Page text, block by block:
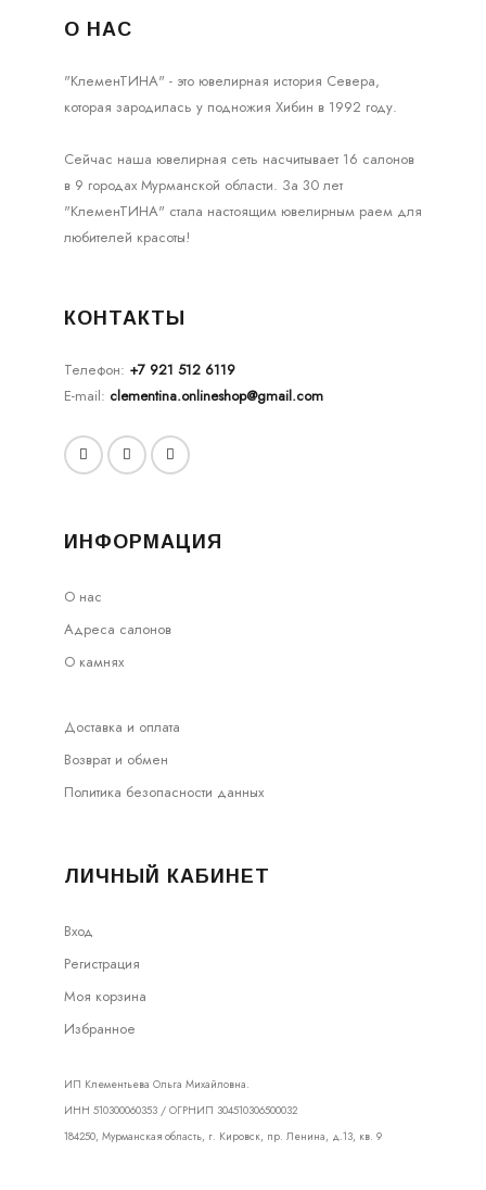
О НАС
"КлеменТИНА" - это ювелирная история Севера,
которая зародилась у подножия Хибин в 1992 году.
Сейчас наша ювелирная сеть насчитывает 16 салонов
в 9 городах Мурманской области. За 30 лет
"КлеменТИНА" стала настоящим ювелирным раем для
любителей красоты!
КОНТАКТЫ
Телефон: +7 921 512 6119
E-mail: clementina.onlineshop@gmail.com
ИНФОРМАЦИЯ
О нас
Адреса салонов
О камнях
Доставка и оплата
Возврат и обмен
Политика безопасности данных
ЛИЧНЫЙ КАБИНЕТ
Вход
Регистрация
Моя корзина
Избранное
ИП Клементьева Ольга Михайловна.
ИНН 510300060353 / ОГРНИП 304510306500032
184250, Мурманская область, г. Кировск, пр. Ленина, д.13, кв. 9